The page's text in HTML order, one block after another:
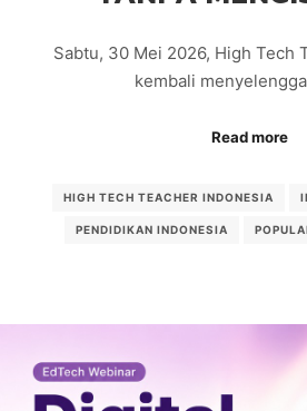
Sabtu, 30 Mei 2026, High Tech
kembali
Read more
HIGH TECH TEACHER INDONESIA
PENDIDIKAN INDONESIA